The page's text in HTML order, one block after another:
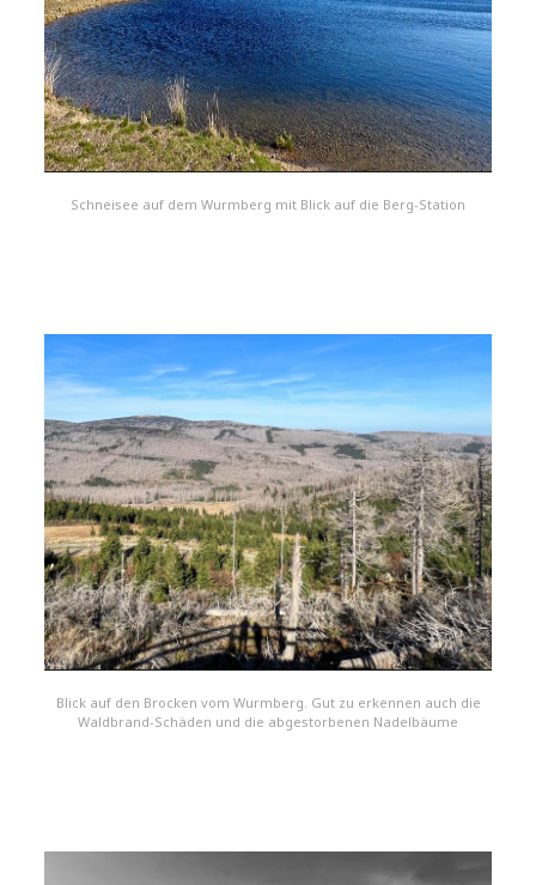
Schneisee auf dem Wurmberg mit Blick auf die Berg-Station
Blick auf den Brocken vom Wurmberg. Gut zu erkennen auch die
Waldbrand-Schäden und die abgestorbenen Nadelbäume